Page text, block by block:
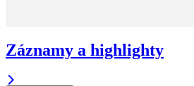
Záznamy a highlighty